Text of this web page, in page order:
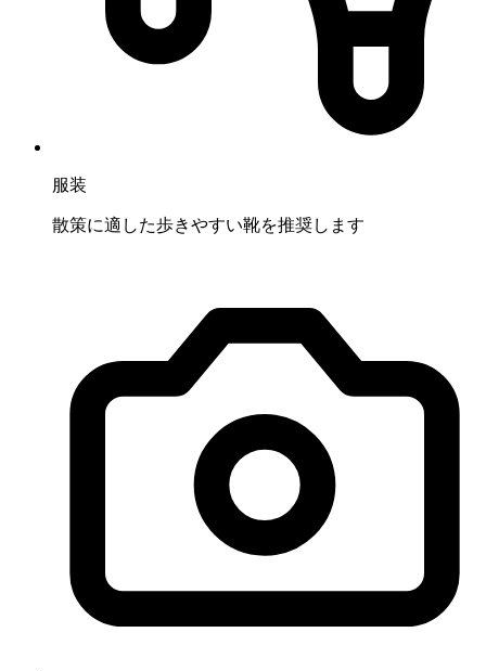
服装
散策に適した歩きやすい靴を推奨します